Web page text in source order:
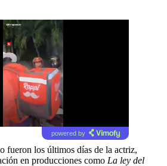
powered by
fueron los últimos días de la actriz,
en producciones como La ley del